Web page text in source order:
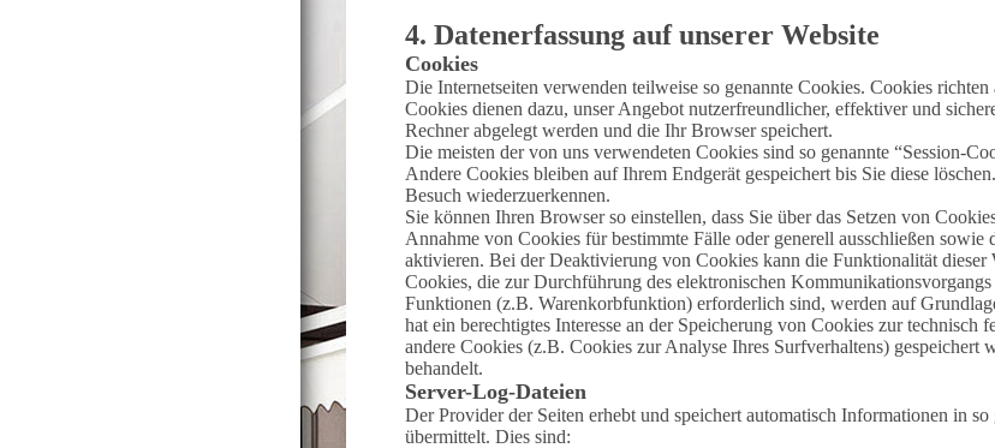
4. Datenerfassung auf unserer Website
Cookies
Die Internetseiten verwenden teilweise so genannte Cookies. Cookies
Cookies dienen dazu, unser Angebot nutzerfreundlicher, effektiver und
Rechner abgelegt werden und die Ihr Browser speichert.
Die meisten der von uns verwendeten Cookies sind so genannte “Session-
Andere Cookies bleiben auf Ihrem Endgerät gespeichert bis Sie diese
Besuch wiederzuerkennen.
Sie können Ihren Browser so einstellen, dass Sie über das Setzen von
Annahme von Cookies für bestimmte Fälle oder generell ausschließen
aktivieren. Bei der Deaktivierung von Cookies kann die Funktionalität dieser
Cookies, die zur Durchführung des elektronischen
Funktionen (z.B. Warenkorbfunktion) erforderlich sind, werden auf
hat ein berechtigtes Interesse an der Speicherung von Cookies zur
andere Cookies (z.B. Cookies zur Analyse Ihres Surfverhaltens) gespeichert
behandelt.
Server-Log-Dateien
Der Provider der Seiten erhebt und speichert automatisch Informationen in
übermittelt. Dies sind: